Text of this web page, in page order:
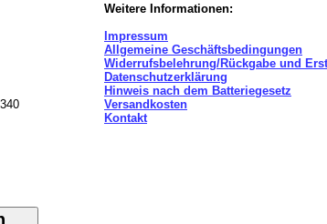
Weitere Informationen:
Impressum
Allgemeine Geschäftsbedingungen
Widerrufsbelehrung/Rückgabe und
Datenschutzerklärung
Hinweis nach dem Batteriegesetz
Versandkosten
Kontakt